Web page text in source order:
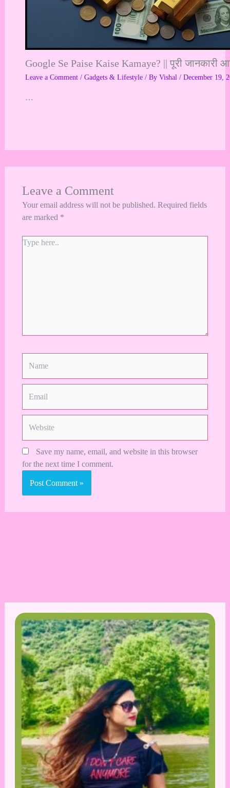
Google Se Paise Kaise Kamaye? || पूरी जानकारी
Leave a Comment / Gadgets & Lifestyle/ By Vishal / December 19,
…
Leave a Comment
Your email address will not be published. Required fields
are marked *
Type
Save my name, email, and website in this browser
for the next time I comment.